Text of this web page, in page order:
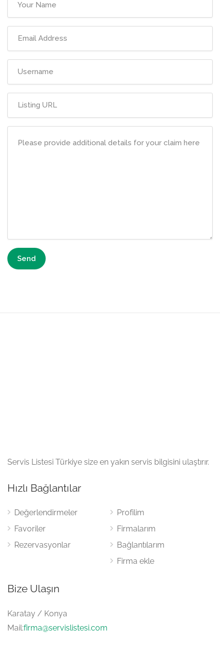
Servis Listesi Türkiye size en yakın servis bilgisini ulaştırır.
Hızlı Bağlantılar
Değerlendirmeler
Favoriler
Rezervasyonlar
Profilim
Firmalarım
Bağlantılarım
Firma ekle
Bize Ulaşın
Karatay / Konya
Mail:firma@servislistesi.com